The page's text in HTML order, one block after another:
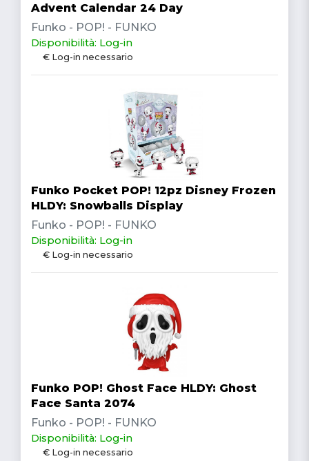
Advent Calendar 24 Day
Funko - POP! - FUNKO
Disponibilità: Log-in
€ Log-in necessario
Funko Pocket POP! 12pz Disney Frozen
HLDY: Snowballs Display
Funko - POP! - FUNKO
Disponibilità: Log-in
€ Log-in necessario
Funko POP! Ghost Face HLDY: Ghost
Face Santa 2074
Funko - POP! - FUNKO
Disponibilità: Log-in
€ Log-in necessario